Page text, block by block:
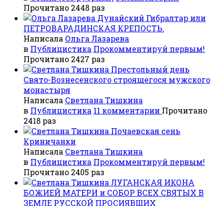
Прочитано 2448 раз
Дунайский Гибралтар или
ПЕТРОВАРАДИНСКАЯ КРЕПОСТЬ.
Написала Ольга Лазарева
в Публицистика Прокомментируй первым!
Прочитано 2427 раз
Престольный день
Свято-Вознесенского строящегося мужского
монастыря
Написала Светлана Тишкина
в Публицистика 11 комментарии Прочитано
2418 раз
Почаевская сень
Криничанки
Написала Светлана Тишкина
в Публицистика Прокомментируй первым!
Прочитано 2405 раз
ЛУГАНСКАЯ ИКОНА
БОЖИЕЙ МАТЕРИ и СОБОР ВСЕХ СВЯТЫХ В
ЗЕМЛЕ РУССКОЙ ПРОСИЯВШИХ